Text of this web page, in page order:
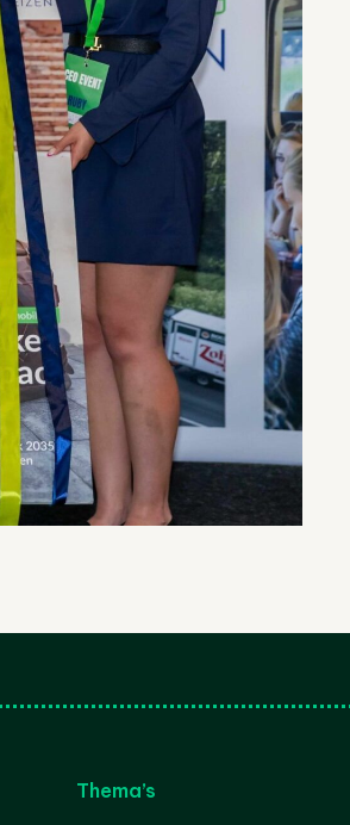
Thema’s